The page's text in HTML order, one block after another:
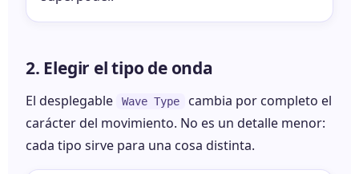
2. Elegir el tipo de onda
El desplegable Wave Type
cambia por completo el
carácter del movimiento. No es un detalle menor:
cada tipo sirve para una cosa distinta.